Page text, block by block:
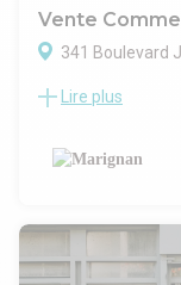
Vente
341 Boulevard
BORDEAUX -
boulevard Jean-
commercial neuf
commerciale, de
libérale, sous
Lire plus